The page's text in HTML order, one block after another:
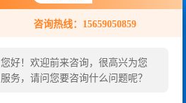
咨询热线：15659050859
您好！欢迎前来咨询，很高兴为您
服务，请问您要咨询什么问题呢？
咨询热线：15659050859
您好！欢迎前来咨询，很高兴为您
服务，请问您要咨询什么问题呢？
联系我们
24小时热线：